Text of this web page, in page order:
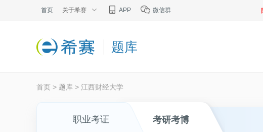
首页 关于希赛 APP 微信群
题库
首页 > 题库 > 江西财经大学
职业考证 考研考博